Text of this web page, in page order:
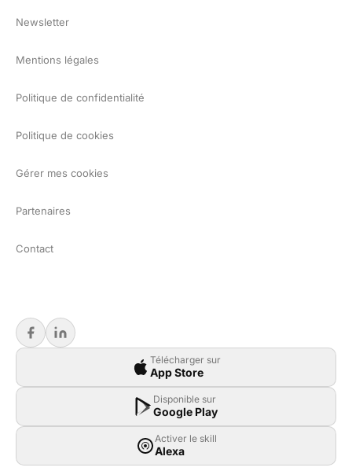
Newsletter
Mentions légales
Politique de confidentialité
Politique de cookies
Gérer mes cookies
Partenaires
Contact
Télécharger sur
App Store
Disponible sur
Google Play
Activer le skill
Alexa